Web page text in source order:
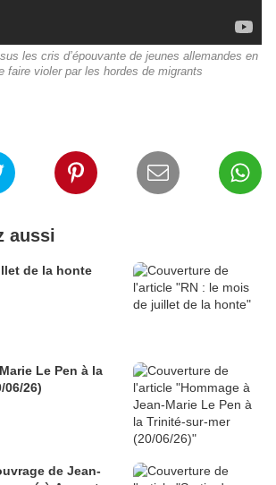
les cris d’épouvante de jeunes allemandes en
faire violer par les hordes de migrants
aussi
de la honte
Le Pen à la
06/26)
de Jean-